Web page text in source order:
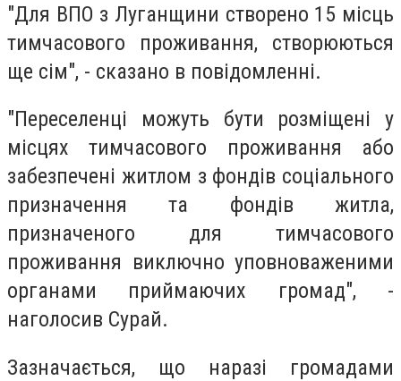
"Для ВПО з Луганщини створено 15 місць
тимчасового проживання, створюються
ще сім", - сказано в повідомленні.
"Переселенці можуть бути розміщені у
місцях тимчасового проживання або
забезпечені житлом з фондів соціального
призначення та фондів житла,
призначеного для тимчасового
проживання виключно уповноваженими
органами приймаючих громад", -
наголосив Сурай.
Зазначається, що наразі громадами